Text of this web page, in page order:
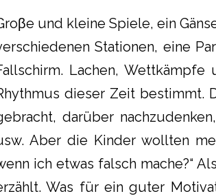
und kleine Spiele, ein
Stationen, eine
Lachen,
dieser Zeit bestimmt.
darüber
Aber die Kinder wollten
ich etwas falsch mache?“
Was für ein guter